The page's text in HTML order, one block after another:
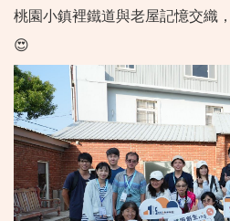
桃園小鎮裡鐵道與老屋記憶交織
😍